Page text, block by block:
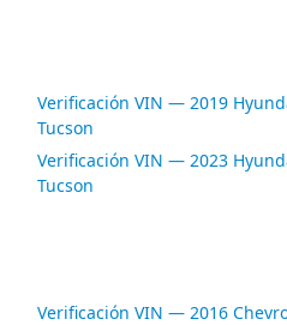
Verificación VIN — 2019
Tucson
Verificación VIN — 2023
Tucson
Verificación VIN — 2016